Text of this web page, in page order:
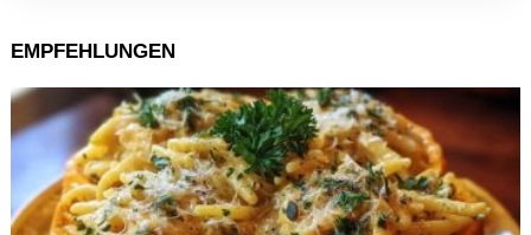
EMPFEHLUNGEN